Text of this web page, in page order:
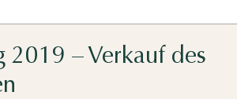
2019 – Verkauf des